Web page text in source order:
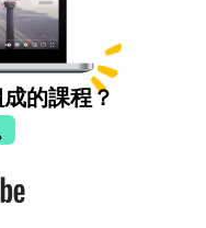
的課程？